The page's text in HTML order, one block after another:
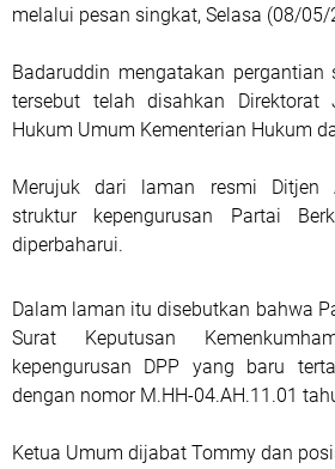
melalui pesan singkat, Selasa (08/05/
Badaruddin mengatakan pergantian
tersebut telah disahkan Direktorat
Hukum Umum Kementerian Hukum
Merujuk dari laman resmi Ditjen
struktur kepengurusan Partai
diperbaharui.
Dalam laman itu disebutkan bahwa
Surat Keputusan
kepengurusan DPP yang baru
dengan nomor M.HH-04.AH.11.01
Ketua Umum dijabat Tommy dan